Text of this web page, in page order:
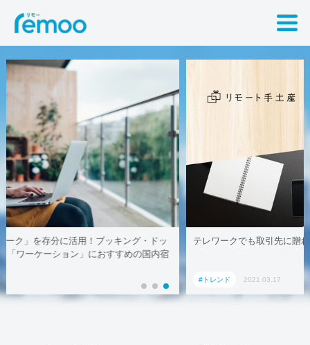
テレワークでも取引先に贈れる「リモート手土産」、AoyamaLab